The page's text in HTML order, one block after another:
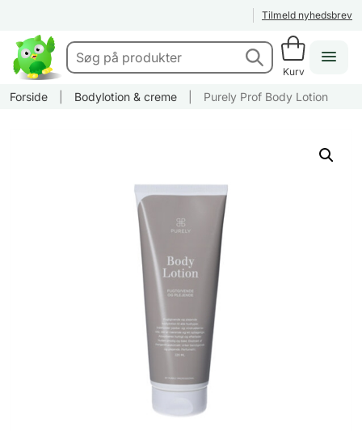
Tilmeld nyhedsbrev
Kurv
Forside Bodylotion & creme Purely Prof Body Lotion